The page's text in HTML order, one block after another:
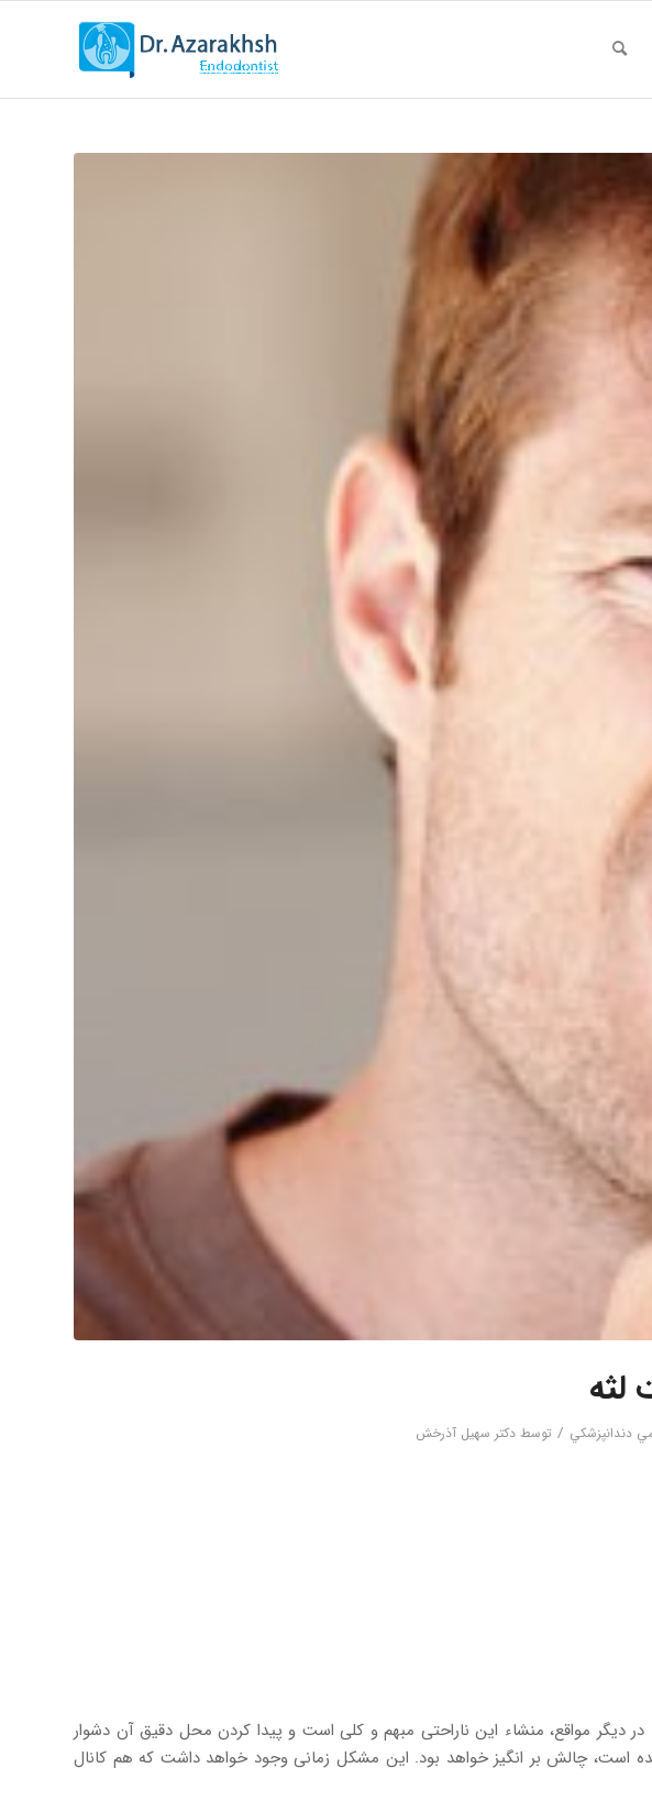
لثه
دندانپزشكي / توسطدکتر سهیل آذرخش
در دیگر مواقع، منشاء این ناراحتی مبهم و کلی است و پیدا کردن محل دقیق آن دشوار
است، چالش بر انگیز خواهد بود. این مشکل زمانی وجود خواهد داشت که هم کانال